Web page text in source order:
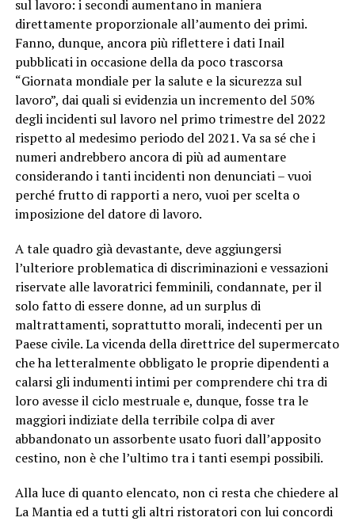
sul lavoro: i secondi aumentano in maniera
direttamente proporzionale all’aumento dei primi.
Fanno, dunque, ancora più riflettere i dati Inail
pubblicati in occasione della da poco trascorsa
“Giornata mondiale per la salute e la sicurezza sul
lavoro”, dai quali si evidenzia un incremento del 50%
degli incidenti sul lavoro nel primo trimestre del 2022
rispetto al medesimo periodo del 2021. Va sa sé che i
numeri andrebbero ancora di più ad aumentare
considerando i tanti incidenti non denunciati – vuoi
perché frutto di rapporti a nero, vuoi per scelta o
imposizione del datore di lavoro.
A tale quadro già devastante, deve aggiungersi
l’ulteriore problematica di discriminazioni e vessazioni
riservate alle lavoratrici femminili, condannate, per il
solo fatto di essere donne, ad un surplus di
maltrattamenti, soprattutto morali, indecenti per un
Paese civile. La vicenda della direttrice del supermercato
che ha letteralmente obbligato le proprie dipendenti a
calarsi gli indumenti intimi per comprendere chi tra di
loro avesse il ciclo mestruale e, dunque, fosse tra le
maggiori indiziate della terribile colpa di aver
abbandonato un assorbente usato fuori dall’apposito
cestino, non è che l’ultimo tra i tanti esempi possibili.
Alla luce di quanto elencato, non ci resta che chiedere al
La Mantia ed a tutti gli altri ristoratori con lui concordi